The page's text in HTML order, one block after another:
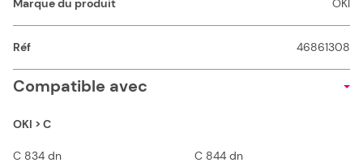
Marque du produit OKI
Réf 46861308
Compatible avec
OKI > C
C 834 dn
C 844 dn